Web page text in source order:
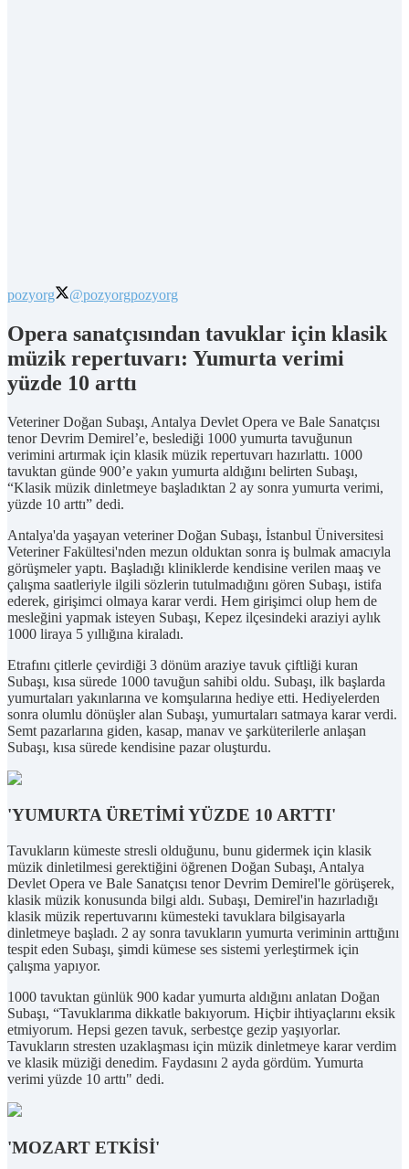
pozyorg @pozyorgpozyorg
Opera sanatçısından tavuklar için klasik
müzik repertuvarı: Yumurta verimi
yüzde 10 arttı
Veteriner Doğan Subaşı, Antalya Devlet Opera ve Bale Sanatçısı
tenor Devrim Demirel’e, beslediği 1000 yumurta tavuğunun
verimini artırmak için klasik müzik repertuvarı hazırlattı. 1000
tavuktan günde 900’e yakın yumurta aldığını belirten Subaşı,
“Klasik müzik dinletmeye başladıktan 2 ay sonra yumurta verimi,
yüzde 10 arttı” dedi.
Antalya'da yaşayan veteriner Doğan Subaşı, İstanbul Üniversitesi
Veteriner Fakültesi'nden mezun olduktan sonra iş bulmak amacıyla
görüşmeler yaptı. Başladığı kliniklerde kendisine verilen maaş ve
çalışma saatleriyle ilgili sözlerin tutulmadığını gören Subaşı, istifa
ederek, girişimci olmaya karar verdi. Hem girişimci olup hem de
mesleğini yapmak isteyen Subaşı, Kepez ilçesindeki araziyi aylık
1000 liraya 5 yıllığına kiraladı.
Etrafını çitlerle çevirdiği 3 dönüm araziye tavuk çiftliği kuran
Subaşı, kısa sürede 1000 tavuğun sahibi oldu. Subaşı, ilk başlarda
yumurtaları yakınlarına ve komşularına hediye etti. Hediyelerden
sonra olumlu dönüşler alan Subaşı, yumurtaları satmaya karar verdi.
Semt pazarlarına giden, kasap, manav ve şarküterilerle anlaşan
Subaşı, kısa sürede kendisine pazar oluşturdu.
'YUMURTA ÜRETİMİ YÜZDE 10 ARTTI'
Tavukların kümeste stresli olduğunu, bunu gidermek için klasik
müzik dinletilmesi gerektiğini öğrenen Doğan Subaşı, Antalya
Devlet Opera ve Bale Sanatçısı tenor Devrim Demirel'le görüşerek,
klasik müzik konusunda bilgi aldı. Subaşı, Demirel'in hazırladığı
klasik müzik repertuvarını kümesteki tavuklara bilgisayarla
dinletmeye başladı. 2 ay sonra tavukların yumurta veriminin arttığını
tespit eden Subaşı, şimdi kümese ses sistemi yerleştirmek için
çalışma yapıyor.
1000 tavuktan günlük 900 kadar yumurta aldığını anlatan Doğan
Subaşı, “Tavuklarıma dikkatle bakıyorum. Hiçbir ihtiyaçlarını eksik
etmiyorum. Hepsi gezen tavuk, serbestçe gezip yaşıyorlar.
Tavukların stresten uzaklaşması için müzik dinletmeye karar verdim
ve klasik müziği denedim. Faydasını 2 ayda gördüm. Yumurta
verimi yüzde 10 arttı" dedi.
'MOZART ETKİSİ'